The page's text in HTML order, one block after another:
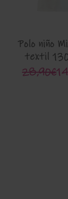
Polo niño
textil
28,90€